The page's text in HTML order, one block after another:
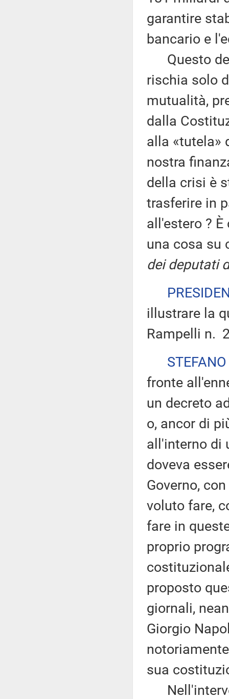
garantire
bancario e
Questo
rischia solo
mutualità,
dalla
alla «tutela»
nostra
della crisi è
trasferire in
all'estero ?
una cosa su
dei deputati
illustrare la
Rampelli n.
fronte
un decreto
o, ancor di
all'interno di
doveva
Governo,
voluto fare,
fare in
proprio
proposto
giornali,
Giorgio
sua